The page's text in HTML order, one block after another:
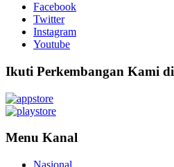
Facebook
Twitter
Instagram
Youtube
Ikuti Perkembangan Kami di
Menu Kanal
Nasional